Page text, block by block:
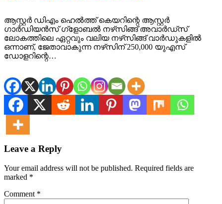
ആസ്റ്റര്‍ ഡിഎം ഹെല്‍ത്ത് കെയറിന്റെ ആസ്റ്റര്‍
ഗാര്‍ഡിയന്‍സ് ഗ്‌ളോബല്‍ നഴ്‌സിങ്ങ് അവാര്‍ഡ്‌സ്
ലോകത്തിലെ ഏറ്റവും വലിയ നഴ്‌സിങ്ങ് വാര്‍ഡുകളില്‍
ഒന്നാണ്, ജേതാവാകുന്ന നഴ്‌സിന് 250,000 യുഎസ്
ഡോളറിന്റെ…
Leave a Reply
Your email address will not be published. Required fields are
marked *
Comment *